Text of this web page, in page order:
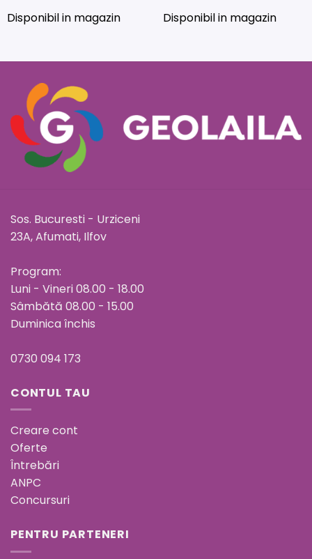
Disponibil in magazin Disponibil in magazin
Sos. Bucuresti - Urziceni
23A, Afumati, Ilfov
Program:
Luni - Vineri 08.00 - 18.00
Sâmbătă 08.00 - 15.00
Duminica închis
0730 094 173
CONTUL TAU
Creare cont
Oferte
Întrebări
ANPC
Concursuri
PENTRU PARTENERI